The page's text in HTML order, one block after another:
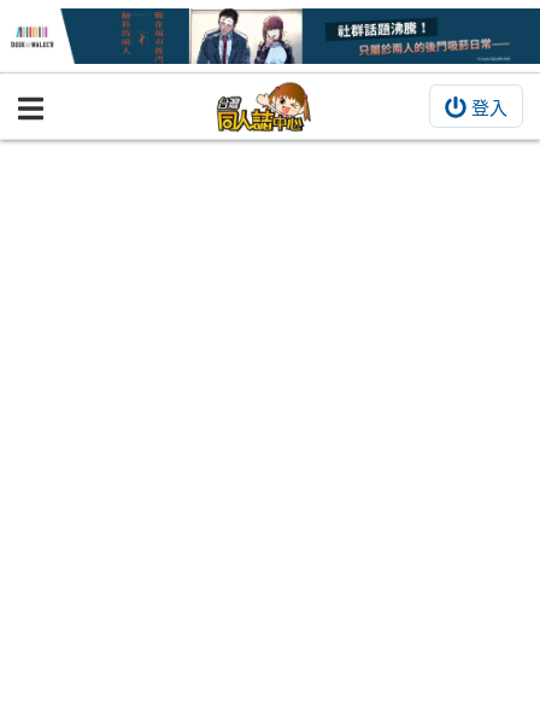
登入
BOOKY書集倉庫